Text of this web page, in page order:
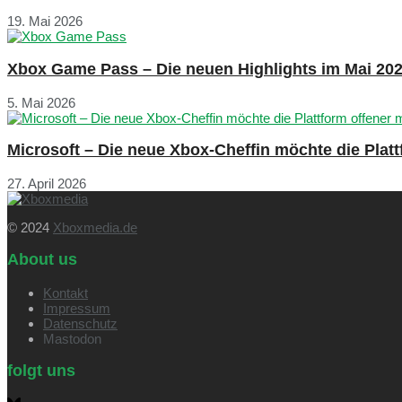
19. Mai 2026
Xbox Game Pass – Die neuen Highlights im Mai
5. Mai 2026
Microsoft – Die neue Xbox-Cheffin möchte die
27. April 2026
© 2024 Xboxmedia.de
About us
Kontakt
Impressum
Datenschutz
Mastodon
folgt uns